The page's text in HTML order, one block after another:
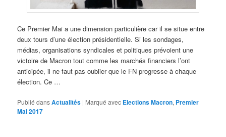
Ce Premier Mai a une dimension particulière car il se situe entre
deux tours d’une élection présidentielle. Si les sondages,
médias, organisations syndicales et politiques prévoient une
victoire de Macron tout comme les marchés financiers l’ont
anticipée, il ne faut pas oublier que le FN progresse à chaque
élection. Ce …
Publié dansActualités | Marqué avec Elections Macron, Premier
Mai 2017